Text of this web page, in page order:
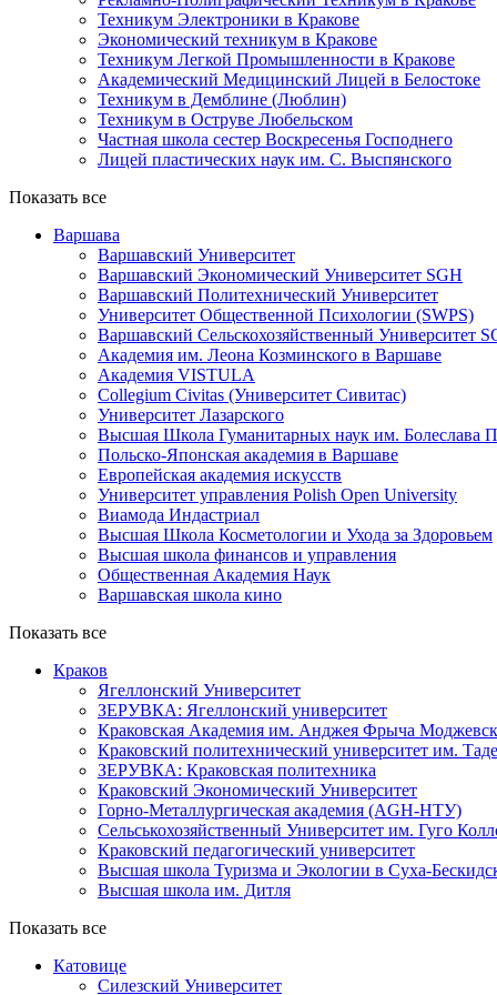
Техникум Электроники в Кракове
Экономический техникум в Кракове
Техникум Легкой Промышленности в Кракове
Академический Медицинский Лицей в Белостоке
Техникум в Демблине (Люблин)
Техникум в Оструве Любельском
Частная школа сестер Воскресенья Господнего
Лицей пластических наук им. С. Выспянского
Показать все
Варшава
Варшавский Университет
Варшавский Экономический Университет SGH
Варшавский Политехнический Университет
Университет Общественной Психологии (SWPS)
Варшавский Сельскохозяйственный Университет
Академия им. Леона Козминского в Варшаве
Академия VISTULA
Collegium Civitas (Университет Сивитас)
Университет Лазарского
Высшая Школа Гуманитарных наук им. Болеслава
Польско-Японская академия в Варшаве
Европейская академия искусств
Университет управления Polish Open University
Виамода Индастриал
Высшая Школа Косметологии и Ухода за Здоровьем
Высшая школа финансов и управления
Общественная Академия Наук
Варшавская школа кино
Показать все
Краков
Ягеллонский Университет
ЗЕРУВКА: Ягеллонский университет
Краковская Академия им. Анджея Фрыча
Краковский политехнический университет им.
ЗЕРУВКА: Краковская политехника
Краковский Экономический Университет
Горно-Металлургическая академия (AGH-НТУ)
Сельськохозяйственный Университет им. Гуго
Краковский педагогический университет
Высшая школа Туризма и Экологии в Суха-
Высшая школа им. Дитля
Показать все
Катовице
Силезский Университет